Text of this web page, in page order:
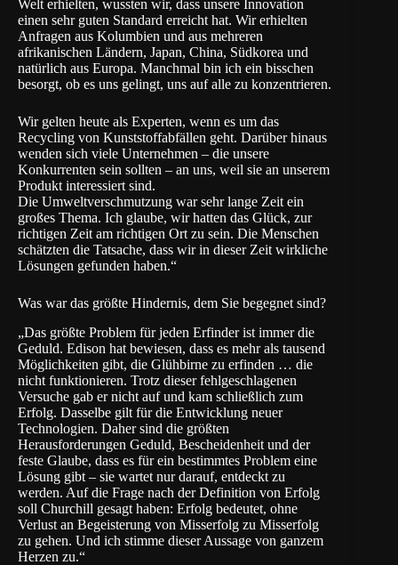
Welt erhielten, wussten wir, dass unsere Innovation
einen sehr guten Standard erreicht hat. Wir erhielten
Anfragen aus Kolumbien und aus mehreren
afrikanischen Ländern, Japan, China, Südkorea und
natürlich aus Europa. Manchmal bin ich ein bisschen
besorgt, ob es uns gelingt, uns auf alle zu konzentrieren.
Wir gelten heute als Experten, wenn es um das
Recycling von Kunststoffabfällen geht. Darüber hinaus
wenden sich viele Unternehmen – die unsere
Konkurrenten sein sollten – an uns, weil sie an unserem
Produkt interessiert sind.
Die Umweltverschmutzung war sehr lange Zeit ein
großes Thema. Ich glaube, wir hatten das Glück, zur
richtigen Zeit am richtigen Ort zu sein. Die Menschen
schätzten die Tatsache, dass wir in dieser Zeit wirkliche
Lösungen gefunden haben.“
Was war das größte Hindernis, dem Sie begegnet sind?
„Das größte Problem für jeden Erfinder ist immer die
Geduld. Edison hat bewiesen, dass es mehr als tausend
Möglichkeiten gibt, die Glühbirne zu erfinden … die
nicht funktionieren. Trotz dieser fehlgeschlagenen
Versuche gab er nicht auf und kam schließlich zum
Erfolg. Dasselbe gilt für die Entwicklung neuer
Technologien. Daher sind die größten
Herausforderungen Geduld, Bescheidenheit und der
feste Glaube, dass es für ein bestimmtes Problem eine
Lösung gibt – sie wartet nur darauf, entdeckt zu
werden. Auf die Frage nach der Definition von Erfolg
soll Churchill gesagt haben: Erfolg bedeutet, ohne
Verlust an Begeisterung von Misserfolg zu Misserfolg
zu gehen. Und ich stimme dieser Aussage von ganzem
Herzen zu.“